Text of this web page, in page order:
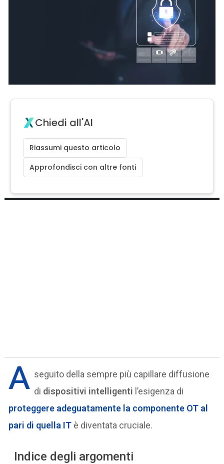
Chiedi all'AI
Riassumi questo articolo
Approfondisci con altre fonti
A seguito della sempre più capillare diffusione
di dispositivi intelligenti l’esigenza di
proteggere adeguatamente la componente OT al
pari di quella IT è diventata cruciale.
Indice degli argomenti